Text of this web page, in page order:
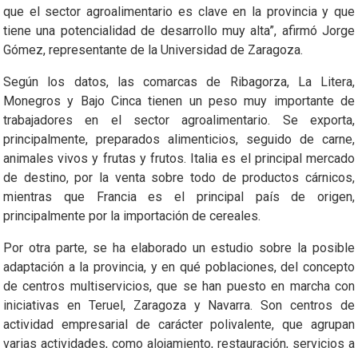
que el sector agroalimentario es clave en la provincia y que
tiene una potencialidad de desarrollo muy alta”, afirmó Jorge
Gómez, representante de la Universidad de Zaragoza.
Según los datos, las comarcas de Ribagorza, La Litera,
Monegros y Bajo Cinca tienen un peso muy importante de
trabajadores en el sector agroalimentario. Se exporta,
principalmente, preparados alimenticios, seguido de carne,
animales vivos y frutas y frutos. Italia es el principal mercado
de destino, por la venta sobre todo de productos cárnicos,
mientras que Francia es el principal país de origen,
principalmente por la importación de cereales.
Por otra parte, se ha elaborado un estudio sobre la posible
adaptación a la provincia, y en qué poblaciones, del concepto
de centros multiservicios, que se han puesto en marcha con
iniciativas en Teruel, Zaragoza y Navarra. Son centros de
actividad empresarial de carácter polivalente, que agrupan
varias actividades, como alojamiento, restauración, servicios a